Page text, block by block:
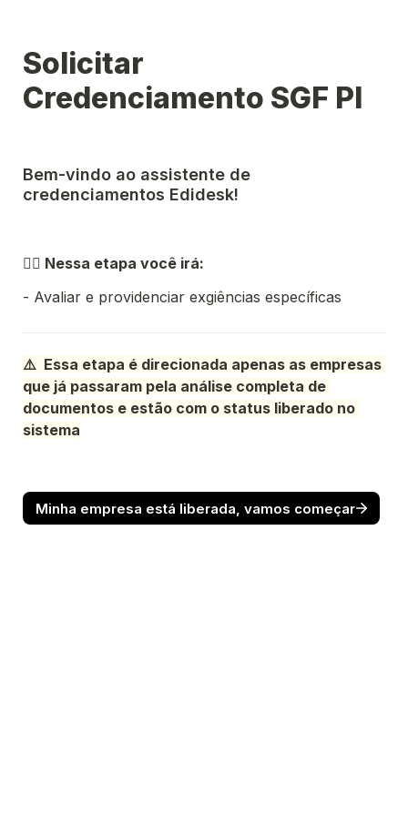
Solicitar
Credenciamento SGF PI
Bem-vindo ao assistente de
credenciamentos Edidesk!
👉🏼 Nessa etapa você irá:
- Avaliar e providenciar exgiências específicas
⚠️  Essa etapa é direcionada apenas as empresas
que já passaram pela análise completa de
documentos e estão com o status liberado no
sistema
Minha empresa está liberada, vamos começar